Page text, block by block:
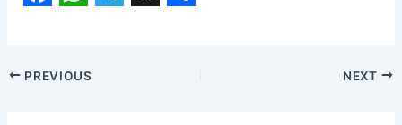
c a
PREVIOUS NEXT